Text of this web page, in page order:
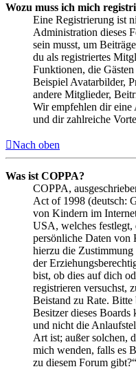
Wozu muss ich mich
Eine Registrierung ist
Administration dieses
sein musst, um
du als registriertes
Funktionen, die
Beispiel Avatarbilder,
andere Mitglieder,
Wir empfehlen dir eine
und dir zahlreiche
Nach oben
Was ist COPPA?
COPPA,
Act of 1998 (deutsch:
von Kindern im
USA, welches festlegt,
persönliche Daten von
hierzu die Zustimmung
der
bist, ob dies auf dich
registrieren versuchst,
Beistand zu Rate.
Besitzer dieses Boards
und nicht die
Art ist; außer solchen,
mich wenden, falls es
zu diesem Forum